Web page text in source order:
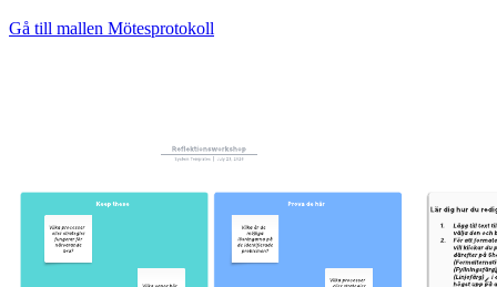
Gå till mallen Mötesprotokoll